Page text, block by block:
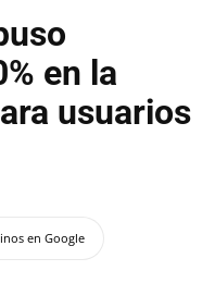
en la
usuarios
en Google